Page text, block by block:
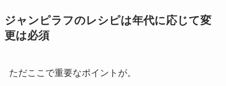
ジャンピラフのレシピは年代に応じて変
更は必須
ただここで重要なポイントが。